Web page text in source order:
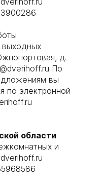
д.
По
вы
по электронной
области
и